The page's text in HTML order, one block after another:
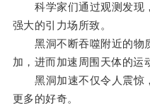
科学家们通过观测发现
强大的引力场所致。
黑洞不断吞噬附近的物
加，进而加速周围天体的运
黑洞加速不仅令人震惊
更多的好奇。